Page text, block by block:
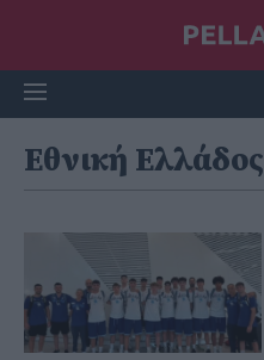
Εθνική Ελλάδος